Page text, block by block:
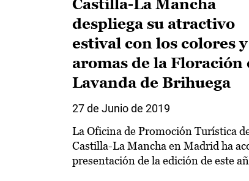
Castilla-La Mancha
despliega su atractivo
estival con los colores y
aromas de la Floración
Lavanda de Brihuega
27 de Junio de 2019
La Oficina de Promoción Turística
Castilla-La Mancha en Madrid ha
presentación de la edición de este